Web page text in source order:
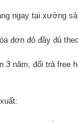
ngay tại xưởng
đơn đỏ đầy đủ
3 năm, đổi trả